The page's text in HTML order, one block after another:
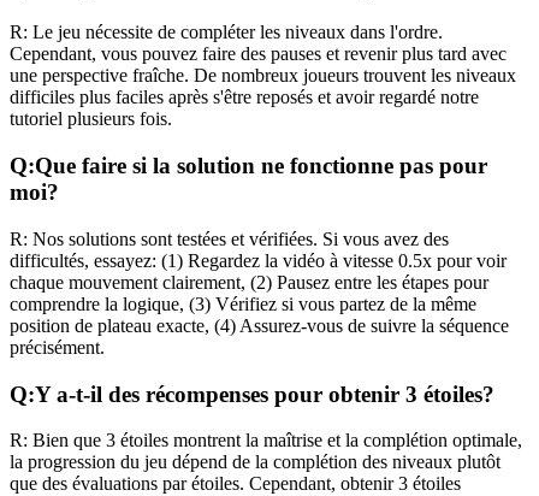
R: Le jeu nécessite de compléter les niveaux dans l'ordre.
Cependant, vous pouvez faire des pauses et revenir plus tard avec
une perspective fraîche. De nombreux joueurs trouvent les niveaux
difficiles plus faciles après s'être reposés et avoir regardé notre
tutoriel plusieurs fois.
Q:Que faire si la solution ne fonctionne pas pour
moi?
R: Nos solutions sont testées et vérifiées. Si vous avez des
difficultés, essayez: (1) Regardez la vidéo à vitesse 0.5x pour voir
chaque mouvement clairement, (2) Pausez entre les étapes pour
comprendre la logique, (3) Vérifiez si vous partez de la même
position de plateau exacte, (4) Assurez-vous de suivre la séquence
précisément.
Q:Y a-t-il des récompenses pour obtenir 3 étoiles?
R: Bien que 3 étoiles montrent la maîtrise et la complétion optimale,
la progression du jeu dépend de la complétion des niveaux plutôt
que des évaluations par étoiles. Cependant, obtenir 3 étoiles